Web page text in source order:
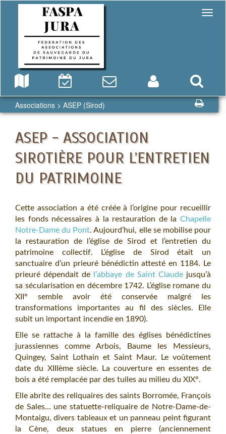
Associations > ASEP (Sirod)
ASEP - ASSOCIATION
SIROTIÈRE POUR L’ENTRETIEN
DU PATRIMOINE
Cette association a été créée à l’origine pour recueillir
les fonds nécessaires à la restauration de la Chapelle
Notre-Dame du Pont. Aujourd’hui, elle se mobilise pour
la restauration de l’église de Sirod et l’entretien du
patrimoine collectif. L’église de Sirod était un
sanctuaire d’un prieuré bénédictin attesté en 1184. Le
prieuré dépendait de l’abbaye de Saint Claudejusqu’à
sa sécularisation en décembre 1742. L’église romane du
XII° semble avoir été conservée malgré les
transformations importantes au fil des siècles. Elle
subit un important incendie en 1890).
Elle se rattache à la famille des églises bénédictines
jurassiennes comme Arbois, Baume les Messieurs,
Quingey, Saint Lothain et Saint Maur. Le voûtement
date du XIIIème siècle. La couverture en essentes de
bois a été remplacée par des tuiles au milieu du XIX°.
Elle abrite des reliquaires des saints Borromée, François
de Sales… une statuette-reliquaire de Notre-Dame-de-
Montaigu, divers tableaux et un panneau peint figurant
la Cène, deux statues en pierre (anciennement